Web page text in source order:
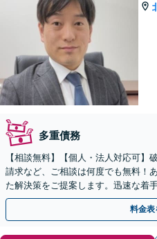
多重債務
【相談無料】【個人・法人対応可】
請求など、ご相談は何度でも無料！
た解決策をご提案します。迅速な着
減【弁護士歴19年以上】【完全個室
料金表